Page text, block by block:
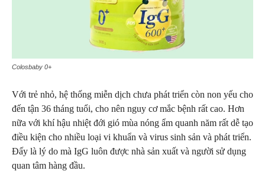
Colosbaby 0+
Với trẻ nhỏ, hệ thống miễn dịch chưa phát triển còn non yếu cho
đến tận 36 tháng tuổi, cho nên nguy cơ mắc bệnh rất cao. Hơn
nữa với khí hậu nhiệt đới gió mùa nóng ẩm quanh năm rất dễ tạo
điều kiện cho nhiều loại vi khuẩn và virus sinh sản và phát triển.
Đấy là lý do mà IgG luôn được nhà sản xuất và người sử dụng
quan tâm hàng đầu.